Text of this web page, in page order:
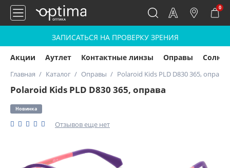
0
ЗАПИСАТЬСЯ НА ПРОВЕРКУ ЗРЕНИЯ
Акции Аутлет Контактные линзы Оправы
Главная Каталог Оправы Polaroid Kids PLD D830 365, оправа
Polaroid Kids PLD D830 365, оправа
Новинка
Отзывов еще нет